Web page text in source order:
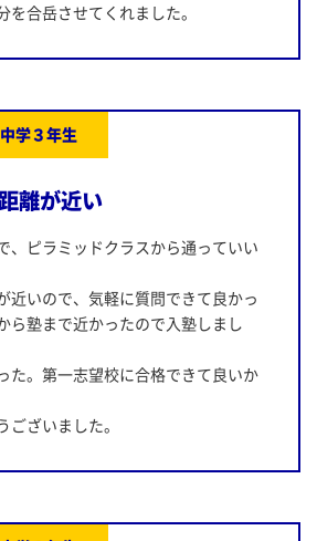
を合岳させてくれました。
学３年生
離が近い
、ピラミッドクラスから通っていい
近いので、気軽に質問できて良かっ
ら塾まで近かったので入塾しまし
た。第一志望校に合格できて良いか
ございました。